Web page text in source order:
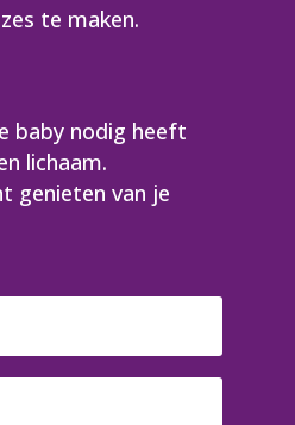
te maken.
baby nodig heeft
lichaam.
genieten van je